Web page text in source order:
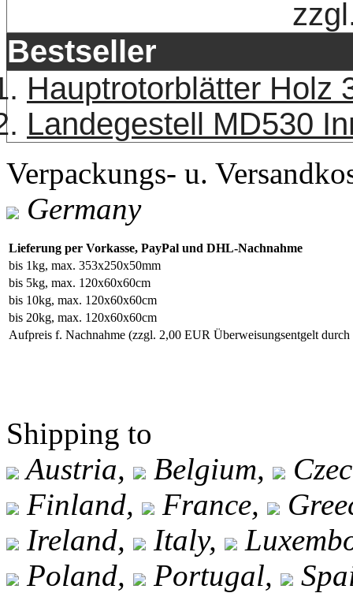
Bestseller
Hauptrotorblätter Holz
Landegestell MD530
Verpackungs- u.
Germany
Lieferung per Vorkasse, PayPal und DHL-Nachnahme
bis 1kg, max. 353x250x50mm
bis 5kg, max. 120x60x60cm
bis 10kg, max. 120x60x60cm
bis 20kg, max. 120x60x60cm
Aufpreis f. Nachnahme (zzgl. 2,00 EUR Überweisungsentgelt
Shipping to
Austria,
Belgium,
Finland,
France,
Ireland,
Italy,
Poland,
Portugal,